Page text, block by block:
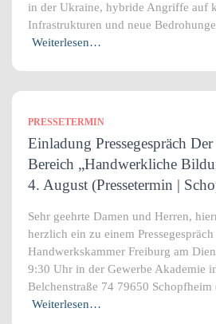
in der Ukraine, hybride Angriffe auf
Infrastrukturen und neue
Weiterlesen…
PRESSETERMIN
Einladung Pressegespräch
Bereich „Handwerkliche
4. August (Pressetermin |
Sehr geehrte Damen und Herren,
herzlich ein zu einem
Handwerkskammer Freiburg am
9:30 Uhr in der Gewerbe Akademie
Belchenstraße 74 79650
Weiterlesen…